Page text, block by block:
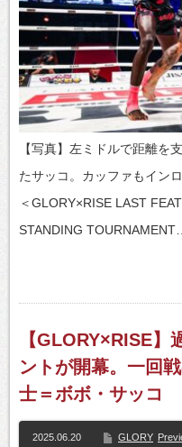
【写真】左ミドルで距離を
たサッコ。カッファもイン
＜GLORY×RISE LAST
STANDING TOURNAMENT…
【GLORY×RISE】
ントが開幕。一回
士＝ボボ・サッコ
2025.06.20 GLORY